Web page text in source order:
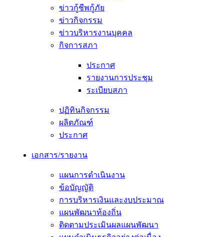
ข่าวกู้ชีพกู้ภัย
ข่าวกิจกรรม
ข่าวบริหารงานบุคคล
กิจการสภา
ประกาศ
รายงานการประชุม
ระเบียบสภา
ปฏิทินกิจกรรม
ผลิตภัณฑ์
ประกาศ
เอกสาร/รายงาน
แผนการดำเนินงาน
ข้อบัญญัติ
การบริหารเงินและงบประมาณ
แผนพัฒนาท้องถิ่น
ติดตามประเมินผลแผนพัฒนา